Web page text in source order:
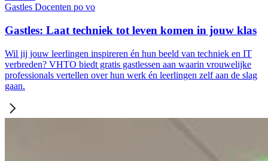
Gastles Docenten po vo
Gastles: Laat techniek tot leven komen in jouw klas
Wil jij jouw leerlingen inspireren én hun beeld van techniek en IT
verbreden? VHTO biedt gratis gastlessen aan waarin vrouwelijke
professionals vertellen over hun werk én leerlingen zelf aan de slag
gaan.